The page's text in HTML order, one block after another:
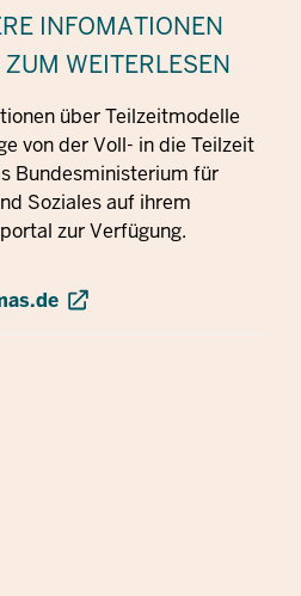
INFOMATIONEN
WEITERLESEN
über Teilzeitmodelle
von der Voll- in die Teilzeit
Bundesministerium für
Soziales auf ihrem
zur Verfügung.